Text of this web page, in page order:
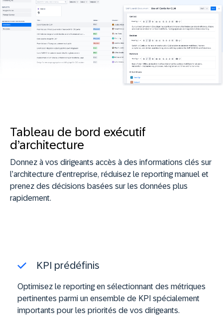
Tableau de bord exécutif
d’architecture
Donnez à vos dirigeants accès à des informations clés sur
l’architecture d’entreprise, réduisez le reporting manuel et
prenez des décisions basées sur les données plus
rapidement.
KPI prédéfinis
Optimisez le reporting en sélectionnant des métriques
pertinentes parmi un ensemble de KPI spécialement
importants pour les priorités de vos dirigeants.